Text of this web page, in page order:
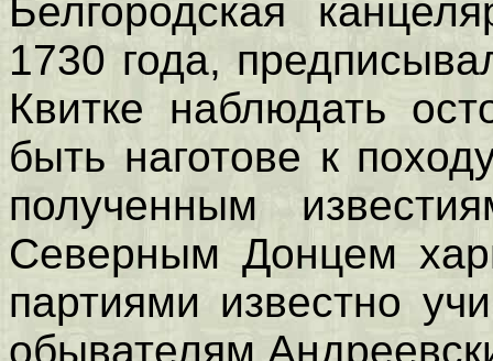
Белгородская
1730 года,
Квитке наблюдать
быть наготове к
полученным
Северным Донцем
партиями известно
обывателям